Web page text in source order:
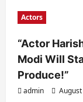
जय
हो’
में
कुमार
ने
Actors
“Actor
Modi Will
Produce!”
admin